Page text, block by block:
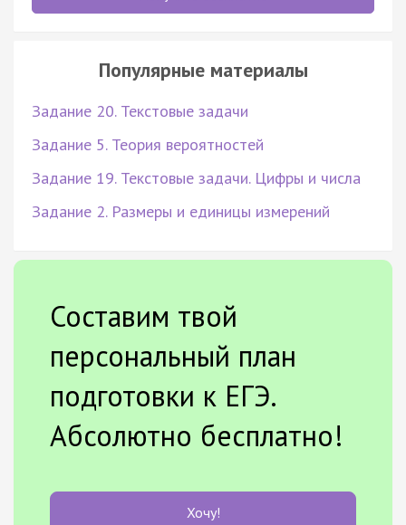
Популярные материалы
Задание 20. Текстовые задачи
Задание 5. Теория вероятностей
Задание 19. Текстовые задачи. Цифры и числа
Задание 2. Размеры и единицы измерений
Составим твой
персональный план
подготовки к ЕГЭ.
Абсолютно бесплатно!
Хочу!